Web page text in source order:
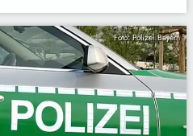
Foto: Polizei Bayern